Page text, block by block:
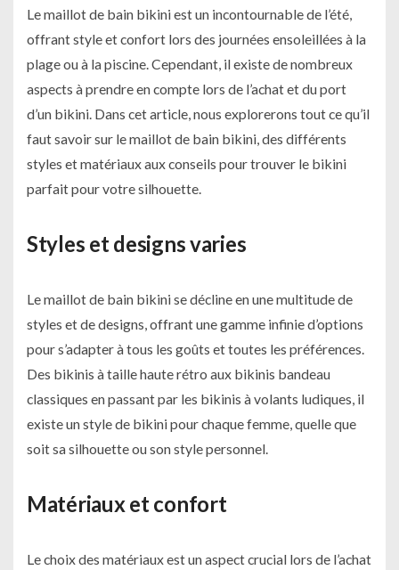
Le maillot de bain bikini est un incontournable de l’été,
offrant style et confort lors des journées ensoleillées à la
plage ou à la piscine. Cependant, il existe de nombreux
aspects à prendre en compte lors de l’achat et du port
d’un bikini. Dans cet article, nous explorerons tout ce qu’il
faut savoir sur le maillot de bain bikini, des différents
styles et matériaux aux conseils pour trouver le bikini
parfait pour votre silhouette.
Styles et designs varies
Le maillot de bain bikini se décline en une multitude de
styles et de designs, offrant une gamme infinie d’options
pour s’adapter à tous les goûts et toutes les préférences.
Des bikinis à taille haute rétro aux bikinis bandeau
classiques en passant par les bikinis à volants ludiques, il
existe un style de bikini pour chaque femme, quelle que
soit sa silhouette ou son style personnel.
Matériaux et confort
Le choix des matériaux est un aspect crucial lors de l’achat